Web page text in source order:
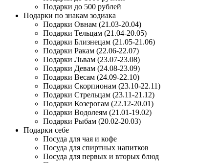
Подарки до 500 рублей
Подарки по знакам зодиака
Подарки Овнам (21.03-20.04)
Подарки Тельцам (21.04-20.05)
Подарки Близнецам (21.05-21.06)
Подарки Ракам (22.06-22.07)
Подарки Львам (23.07-23.08)
Подарки Девам (24.08-23.09)
Подарки Весам (24.09-22.10)
Подарки Скорпионам (23.10-22.11)
Подарки Стрельцам (23.11-21.12)
Подарки Козерогам (22.12-20.01)
Подарки Водолеям (21.01-19.02)
Подарки Рыбам (20.02-20.03)
Подарки себе
Посуда для чая и кофе
Посуда для спиртных напитков
Посуда для первых и вторых блюд